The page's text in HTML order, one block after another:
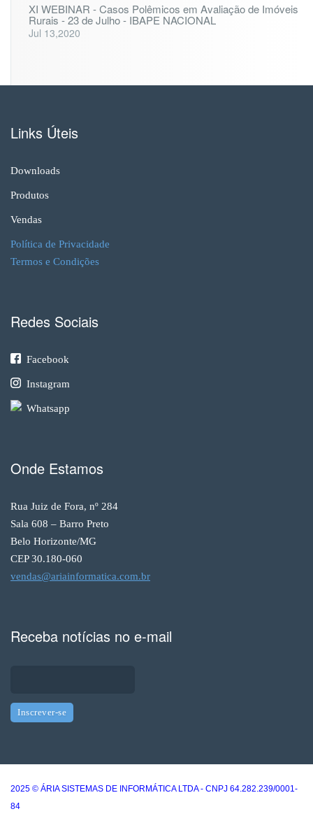
XI WEBINAR - Casos Polêmicos em Avaliação de Imóveis
Rurais - 23 de Julho - IBAPE NACIONAL
Jul 13,2020
Links Úteis
Downloads
Produtos
Vendas
Política de Privacidade
Termos e Condições
Redes Sociais
Facebook
Instagram
Whatsapp
Onde Estamos
Rua Juiz de Fora, nº 284
Sala 608 – Barro Preto
Belo Horizonte/MG
CEP 30.180-060
vendas@ariainformatica.com.br
Receba notícias no e-mail
2025 © ÁRIA SISTEMAS DE INFORMÁTICA LTDA - CNPJ 64.282.239/0001-
84